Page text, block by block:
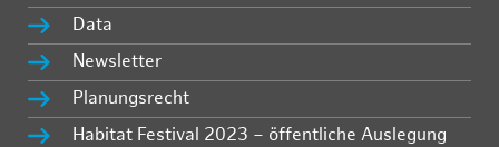
Data
Newsletter
Planungsrecht
Habitat Festival 2023 – öffentliche Auslegung